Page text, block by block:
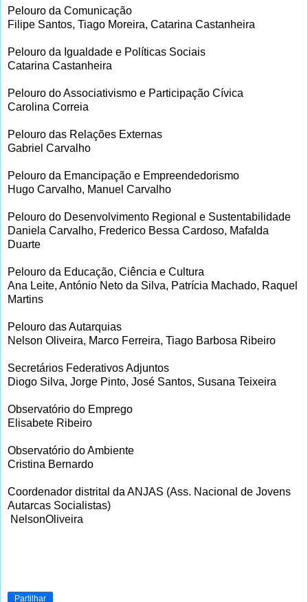
Pelouro da Comunicação
Filipe Santos, Tiago Moreira, Catarina Castanheira
Pelouro da Igualdade e Políticas Sociais
Catarina Castanheira
Pelouro do Associativismo e Participação Cívica
Carolina Correia
Pelouro das Relações Externas
Gabriel Carvalho
Pelouro da Emancipação e Empreendedorismo
Hugo Carvalho, Manuel Carvalho
Pelouro do Desenvolvimento Regional e Sustentabilidade
Daniela Carvalho, Frederico Bessa Cardoso, Mafalda
Duarte
Pelouro da Educação, Ciência e Cultura
Ana Leite, António Neto da Silva, Patrícia Machado, Raquel
Martins
Pelouro das Autarquias
Nelson Oliveira, Marco Ferreira, Tiago Barbosa Ribeiro
Secretários Federativos Adjuntos
Diogo Silva, Jorge Pinto, José Santos, Susana Teixeira
Observatório do Emprego
Elisabete Ribeiro
Observatório do Ambiente
Cristina Bernardo
Coordenador distrital da ANJAS (Ass. Nacional de Jovens
Autarcas Socialistas)
NelsonOliveira
Partilhar